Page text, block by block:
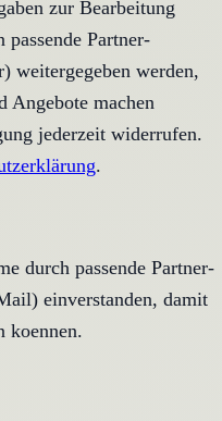
zur Bearbeitung
Partner-
weitergegeben werden,
Angebote machen
jederzeit widerrufen.
.
durch passende Partner-
einverstanden, damit
koennen.